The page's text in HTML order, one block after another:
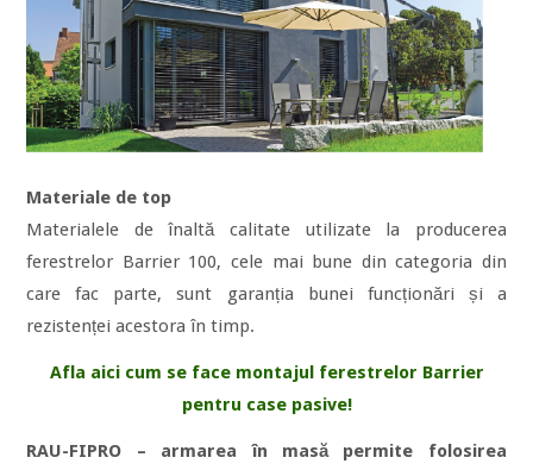
Materiale de top
Materialele de înaltă calitate utilizate la producerea
ferestrelor Barrier 100, cele mai bune din categoria din
care fac parte, sunt garanția bunei funcționări și a
rezistenței acestora în timp.
Afla aici cum se face montajul ferestrelor Barrier
pentru case pasive!
RAU-FIPRO – armarea în masă permite folosirea